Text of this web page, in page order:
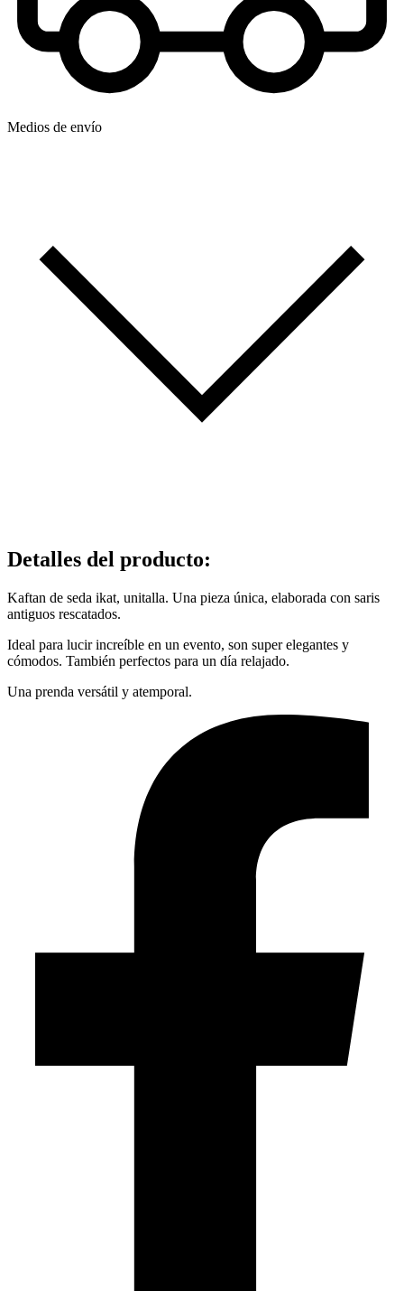
Medios de envío
Detalles del producto:
Kaftan de seda ikat, unitalla. Una pieza única, elaborada con saris
antiguos rescatados.
Ideal para lucir increíble en un evento, son super elegantes y
cómodos. También perfectos para un día relajado.
Una prenda versátil y atemporal.